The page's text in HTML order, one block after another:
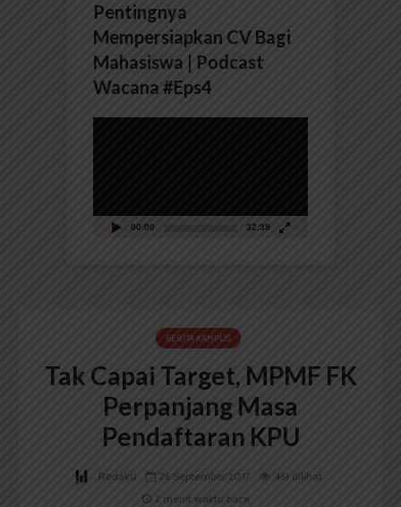
Pentingnya
Mempersiapkan CV Bagi
Mahasiswa | Podcast
Wacana #Eps4
00:00 32:39
BERITA KAMPUS
Tak Capai Target, MPMF FK
Perpanjang Masa
Pendaftaran KPU
Redaksi 26 September 2017
461 dilihat
2 menit waktu baca